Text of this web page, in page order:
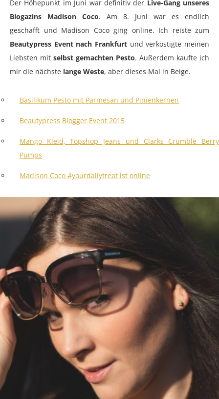
Der Höhepunkt im Juni war definitiv der Live-Gang unseres
Blogazins Madison Coco. Am 8. Juni war es endlich
geschafft und Madison Coco ging online. Ich reiste zum
Beautypress Event nach Frankfurt und verköstigte meinen
Liebsten mit selbst gemachten Pesto. Außerdem kaufte ich
mir die nächste lange Weste, aber dieses Mal in Beige.
Basilikum Pesto mit Parmesan und Pinienkernen
Beautypress Blogger Event 2015
Mango Kleid, Topshop Jeans und Clarks Crumble Berry
Pumps
Madison Coco #yourdailytreat ist online